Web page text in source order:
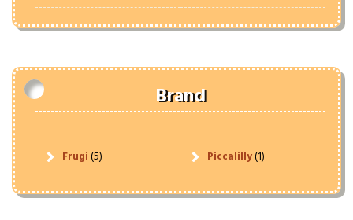
Brand
Frugi(5) Piccalilly(1)